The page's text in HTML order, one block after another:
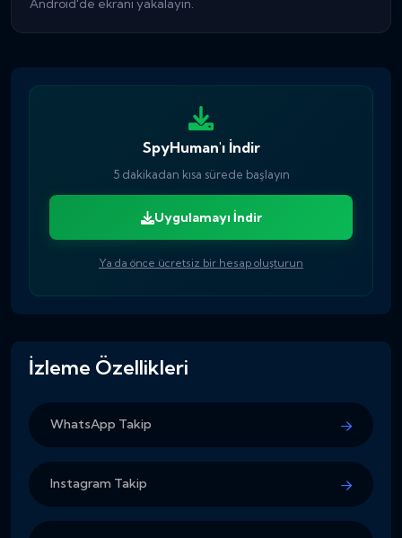
Android'de ekranı yakalayın.
SpyHuman'ı İndir
5 dakikadan kısa sürede başlayın
Uygulamayı İndir
Ya da önce ücretsiz bir hesap oluşturun
İzleme Özellikleri
WhatsApp Takip
Instagram Takip